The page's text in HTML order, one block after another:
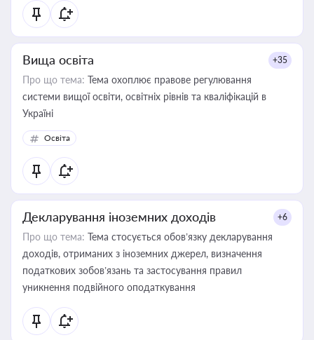
Вища освіта +35
Про що тема: Тема охоплює правове регулювання
системи вищої освіти, освітніх рівнів та кваліфікацій в
Україні
Освіта
Декларування іноземних доходів +6
Про що тема: Тема стосується обов’язку декларування
доходів, отриманих з іноземних джерел, визначення
податкових зобов’язань та застосування правил
уникнення подвійного оподаткування